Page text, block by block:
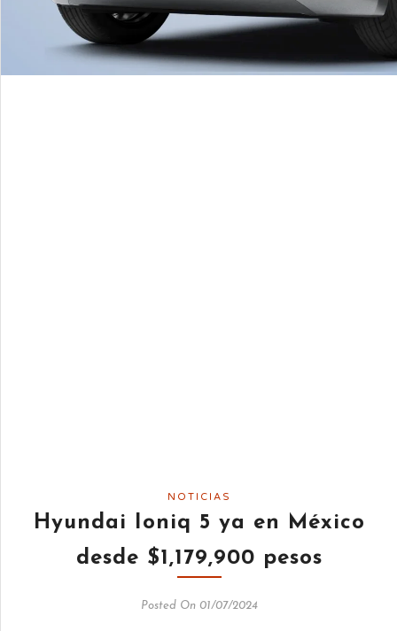
NOTICIAS
Hyundai Ioniq 5 ya en México
desde $1,179,900 pesos
Posted On 01/07/2024